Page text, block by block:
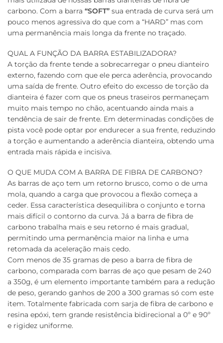
carbono. Com a barra “SOFT” sua entrada de curva será um
pouco menos agressiva do que com a “HARD” mas com
uma permanência mais longa da frente no traçado.
QUAL A FUNÇÃO DA BARRA ESTABILIZADORA?
A torção da frente tende a sobrecarregar o pneu dianteiro
externo, fazendo com que ele perca aderência, provocando
uma saída de frente. Outro efeito do excesso de torção da
dianteira é fazer com que os pneus traseiros permaneçam
muito mais tempo no chão, acentuando ainda mais a
tendência de sair de frente. Em determinadas condições de
pista você pode optar por endurecer a sua frente, reduzindo
a torção e aumentando a aderência dianteira, obtendo uma
entrada mais rápida e incisiva.
O QUE MUDA COM A BARRA DE FIBRA DE CARBONO?
As barras de aço tem um retorno brusco, como o de uma
mola, quando a carga que provocou a flexão começa a
ceder. Essa característica desequilibra o conjunto e torna
mais difícil o contorno da curva. Já a barra de fibra de
carbono trabalha mais e seu retorno é mais gradual,
permitindo uma permanência maior na linha e uma
retomada da aceleração mais cedo.
Com menos de 35 gramas de peso a barra de fibra de
carbono, comparada com barras de aço que pesam de 240
a 350g, é um elemento importante também para a redução
de peso, gerando ganhos de 200 a 300 gramas só com este
item. Totalmente fabricada com sarja de fibra de carbono e
resina epóxi, tem grande resistência bidirecional a 0º e 90º
e rigidez uniforme.